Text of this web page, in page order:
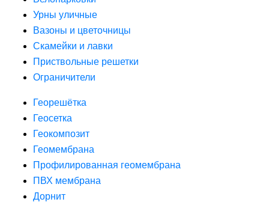
Урны уличные
Вазоны и цветочницы
Скамейки и лавки
Приствольные решетки
Ограничители
Георешётка
Геосетка
Геокомпозит
Геомембрана
Профилированная геомембрана
ПВХ мембрана
Дорнит